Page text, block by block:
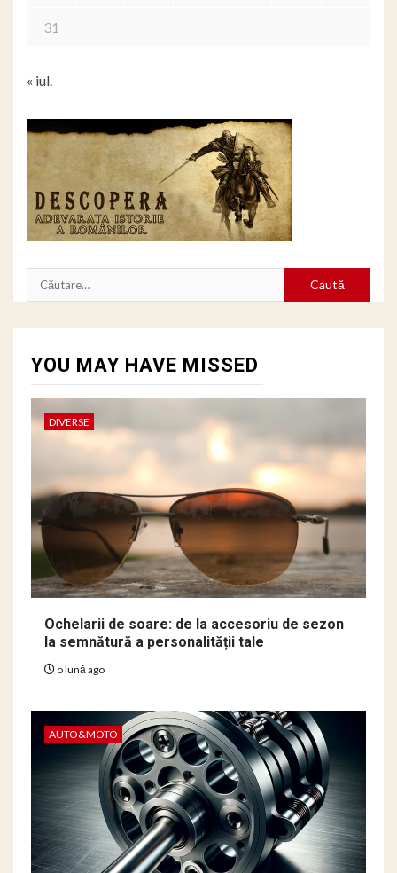
31
« iul.
Caută
după:
YOU MAY HAVE MISSED
DIVERSE
Ochelarii de soare: de la accesoriu de sezon
la semnătură a personalității tale
o lună ago
AUTO&MOTO